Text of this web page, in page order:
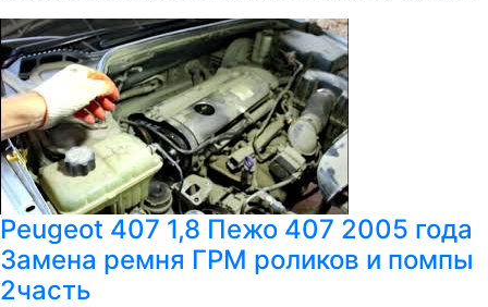
Peugeot 407 1,8 Пежо 407 2005 года
Замена ремня ГРМ роликов и помпы
2часть